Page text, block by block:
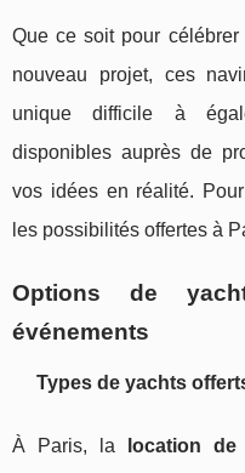
Que ce soit pour
nouveau projet, ces
unique difficile à
disponibles auprès de
vos idées en réalité. Pour
les possibilités offertes à
Options de
événements
Types de yachts
À Paris, la location